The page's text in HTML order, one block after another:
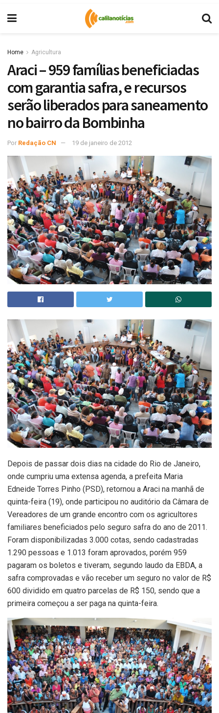
Home Agricultura
Araci – 959 famílias beneficiadas
com garantia safra, e recursos
serão liberados para saneamento
no bairro da Bombinha
Por Redação CN 19 de janeiro de 2012
Depois de passar dois dias na cidade do Rio de Janeiro,
onde cumpriu uma extensa agenda, a prefeita Maria
Edneide Torres Pinho (PSD), retornou a Araci na manhã de
quinta-feira (19), onde participou no auditório da Câmara de
Vereadores de um grande encontro com os agricultores
familiares beneficiados pelo seguro safra do ano de 2011.
Foram disponibilizadas 3.000 cotas, sendo cadastradas
1.290 pessoas e 1.013 foram aprovados, porém 959
pagaram os boletos e tiveram, segundo laudo da EBDA, a
safra comprovadas e vão receber um seguro no valor de R$
600 dividido em quatro parcelas de R$ 150, sendo que a
primeira começou a ser paga na quinta-feira.